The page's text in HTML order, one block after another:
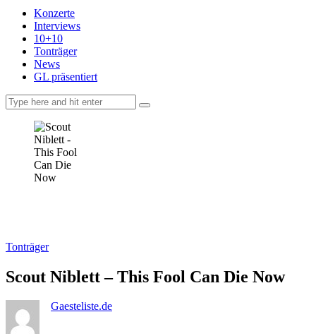
Konzerte
Interviews
10+10
Tonträger
News
GL präsentiert
Tonträger
Scout Niblett – This Fool Can Die Now
Gaesteliste.de